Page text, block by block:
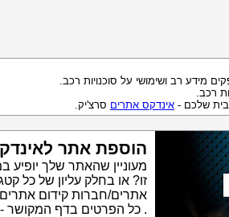
מידע רב ושימושי על סוכנויות רכב.
רכב.
שלכם - אינדקס אתרים סרצ'יק.
הוספת אתר
מעוניין שהאתר שלך יופיע
זו? או בחלק עליון של כל
אתרים/חברות קידום
. כל הפרטים בדף המקושר -